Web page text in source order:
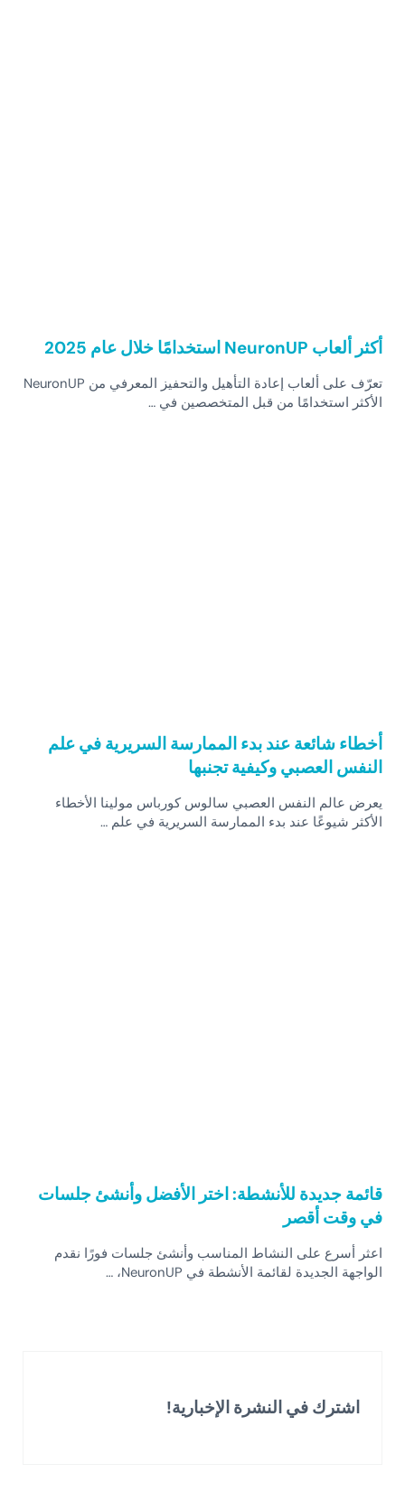
أكثر ألعاب NeuronUP استخدامًا خلال عام 2025
تعرّف على ألعاب إعادة التأهيل والتحفيز المعرفي من NeuronUP
الأكثر استخدامًا من قبل المتخصصين في …
أخطاء شائعة عند بدء الممارسة السريرية في علم
النفس العصبي وكيفية تجنبها
يعرض عالم النفس العصبي سالوس كورباس مولينا الأخطاء
الأكثر شيوعًا عند بدء الممارسة السريرية في علم …
قائمة جديدة للأنشطة: اختر الأفضل وأنشئ جلسات
في وقت أقصر
اعثر أسرع على النشاط المناسب وأنشئ جلسات فورًا نقدم
الواجهة الجديدة لقائمة الأنشطة في NeuronUP، …
اشترك في النشرة الإخبارية!